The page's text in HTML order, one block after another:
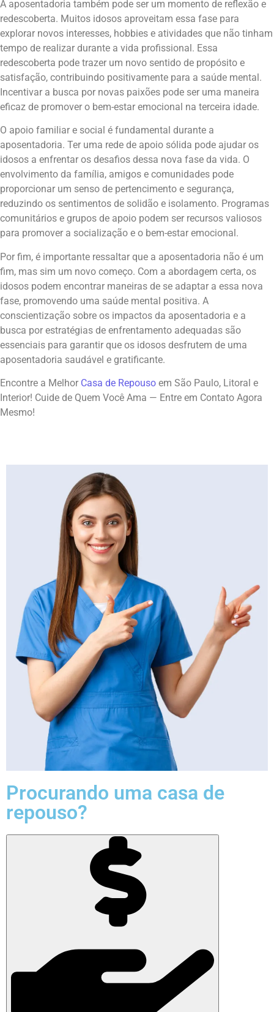
A aposentadoria também pode ser um momento de reflexão e
redescoberta. Muitos idosos aproveitam essa fase para
explorar novos interesses, hobbies e atividades que não tinham
tempo de realizar durante a vida profissional. Essa
redescoberta pode trazer um novo sentido de propósito e
satisfação, contribuindo positivamente para a saúde mental.
Incentivar a busca por novas paixões pode ser uma maneira
eficaz de promover o bem-estar emocional na terceira idade.
O apoio familiar e social é fundamental durante a
aposentadoria. Ter uma rede de apoio sólida pode ajudar os
idosos a enfrentar os desafios dessa nova fase da vida. O
envolvimento da família, amigos e comunidades pode
proporcionar um senso de pertencimento e segurança,
reduzindo os sentimentos de solidão e isolamento. Programas
comunitários e grupos de apoio podem ser recursos valiosos
para promover a socialização e o bem-estar emocional.
Por fim, é importante ressaltar que a aposentadoria não é um
fim, mas sim um novo começo. Com a abordagem certa, os
idosos podem encontrar maneiras de se adaptar a essa nova
fase, promovendo uma saúde mental positiva. A
conscientização sobre os impactos da aposentadoria e a
busca por estratégias de enfrentamento adequadas são
essenciais para garantir que os idosos desfrutem de uma
aposentadoria saudável e gratificante.
Encontre a Melhor Casa de Repouso em São Paulo, Litoral e
Interior! Cuide de Quem Você Ama — Entre em Contato Agora
Mesmo!
Procurando uma casa de
repouso?